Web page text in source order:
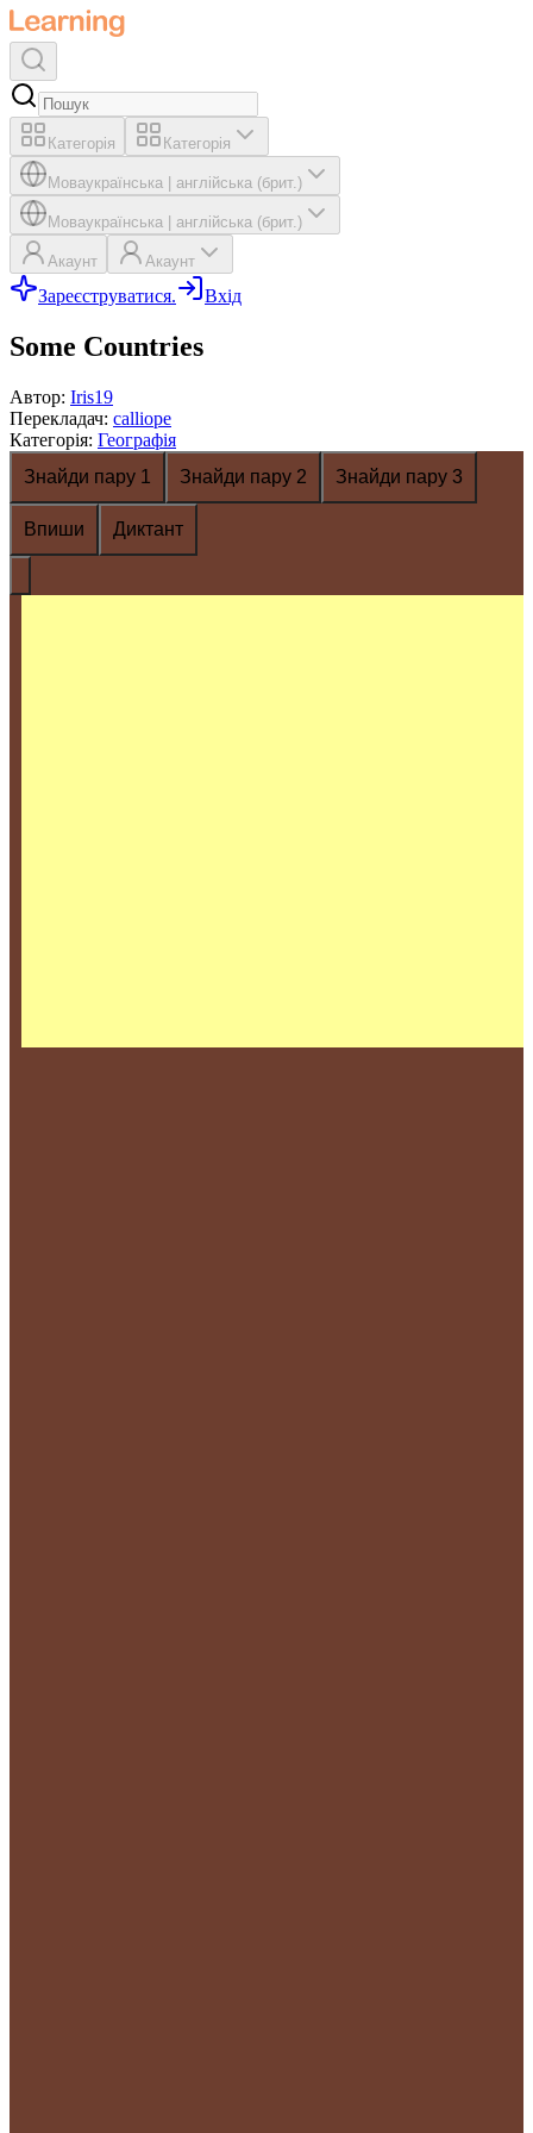
Категорія Категорія
Моваукраїнська англійська (брит.)
Моваукраїнська англійська (брит.)
Акаунт Акаунт
Зареєструватися. Вхід
Some Countries
Автор: Iris19
Перекладач: calliope
Категорія: Географія
Знайди пару 1
Знайди пару 2 Знайди пару 3
Впиши Диктант